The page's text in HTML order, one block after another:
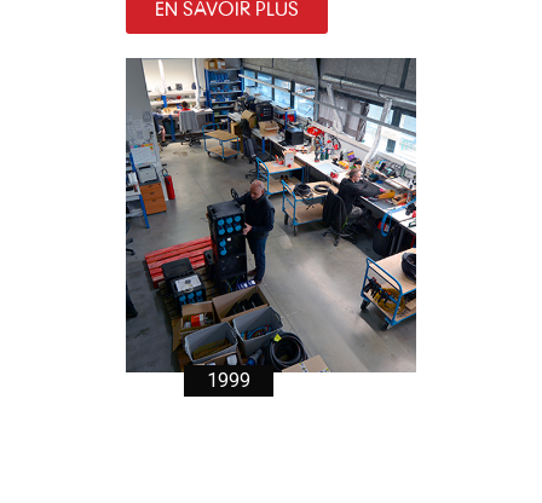
EN SAVOIR PLUS
1999